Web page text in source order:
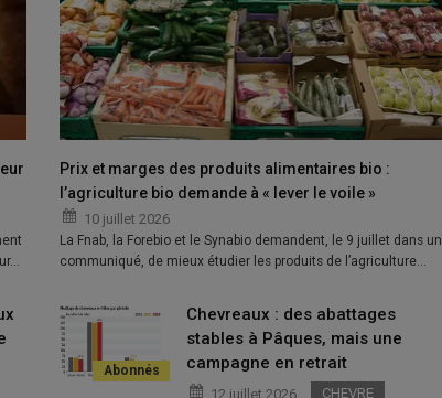
publiait son rapport intitulé « Guerre des prix : agriculture et
Choisir Ensemble qui rend publique une étude rejoignant les
Ensemble a calculéles marges brutes de la grande
fruits et 13 légumes représentant 70 % de la consommation
du bio sur l’ensemble de l’année 2025.
Prix et marges des produits alimentaires bio :
l’agriculture bio demande à « lever le voile »
10 juillet 2026
La Fnab, la Forebio et le Synabio demandent, le 9 juillet dans un
communiqué, de mieux étudier les produits de l’agriculture…
Chevreaux : des abattages
stables à Pâques, mais une
campagne en retrait
12 juillet 2026 CHEVRE